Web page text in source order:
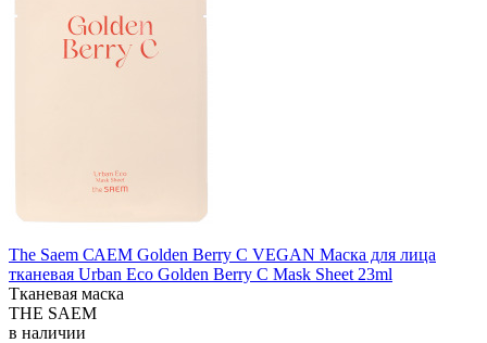
The Saem САЕМ Golden Berry C VEGAN Маска для лица
тканевая Urban Eco Golden Berry C Mask Sheet 23ml
Тканевая маска
THE SAEM
в наличии